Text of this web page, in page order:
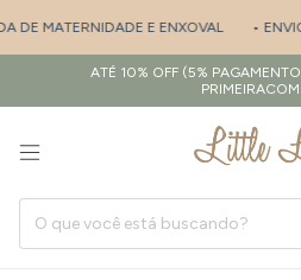
DE MATERNIDADE E ENXOVAL •
ATÉ 10% OFF (5%